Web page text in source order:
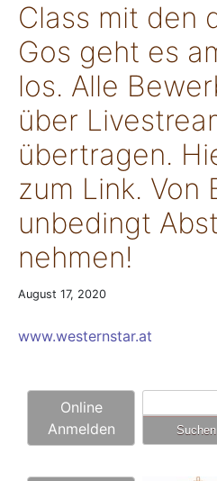
Class mit den
Gos geht es
los. Alle
über
übertragen.
zum Link. Von
unbedingt
nehmen!
August 17, 2020
www.westernstar.at
Online
Anmelden
nach: